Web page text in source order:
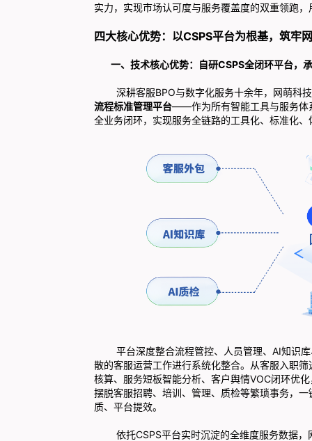
实力，实现市场认可度与服务覆盖度的双重领跑
四大核心优势：以CSPS平台为根基，筑牢
一、技术核心优势：自研CSPS全闭环平台，
深耕客服BPO与数字化服务十余年，网萌科技
流程标准管理平台——作为所有智能工具与服务体
全业务闭环，实现服务全链路的工具化、标准化、
平台深度整合流程管控、人员管理、AI知识库
散的客服运营工作进行系统化整合。从客服入职
核算、服务短板智能分析、客户舆情VOC闭环优
摆脱客服招聘、培训、管理、质检等繁琐事务，
质、平台提效。
依托CSPS平台实时沉淀的全维度服务数据，